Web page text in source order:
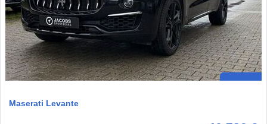
Maserati Levante